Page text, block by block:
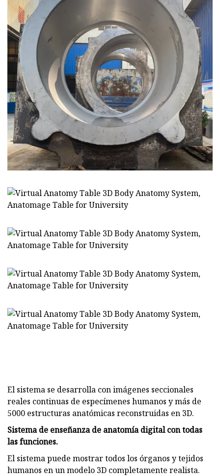
El sistema se desarrolla con imágenes seccionales
reales continuas de especímenes humanos y más de
5000 estructuras anatómicas reconstruidas en 3D.
Sistema de enseñanza de anatomía digital con todas
las funciones.
El sistema puede mostrar todos los órganos y tejidos
humanos en un modelo 3D completamente realista.